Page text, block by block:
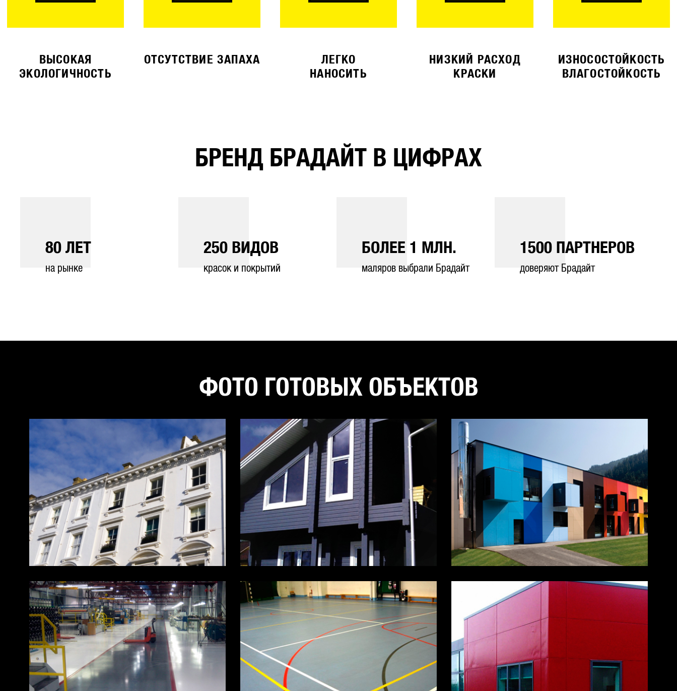
ВЫСОКАЯ
ЭКОЛОГИЧНОСТЬ
ОТСУТСТВИЕ ЗАПАХА
ЛЕГКО
НАНОСИТЬ
НИЗКИЙ РАСХОД
КРАСКИ
ИЗНОСОСТОЙКОСТЬ
ВЛАГОСТОЙКОСТЬ
БРЕНД БРАДАЙТ В ЦИФРАХ
80 ЛЕТ
на рынке
250 ВИДОВ
красок и покрытий
БОЛЕЕ 1 МЛН.
маляров выбрали Брадайт
1500 ПАРТНЕРОВ
доверяют Брадайт
ФОТО ГОТОВЫХ ОБЪЕКТОВ